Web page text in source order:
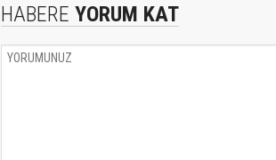
HABERE YORUM KAT